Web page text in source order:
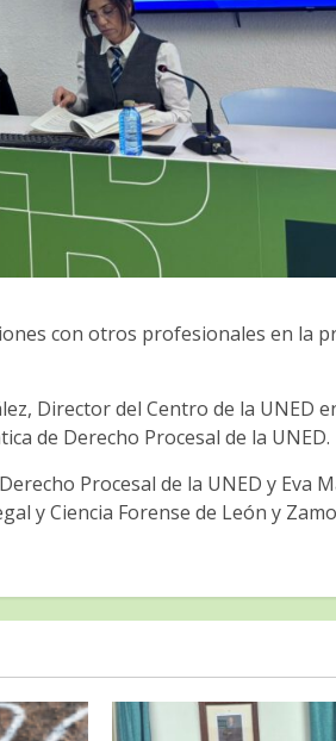
con otros profesionales en la
Director del Centro de la UNED
de Derecho Procesal de la UNED.
Procesal de la UNED y Eva
y Ciencia Forense de León y